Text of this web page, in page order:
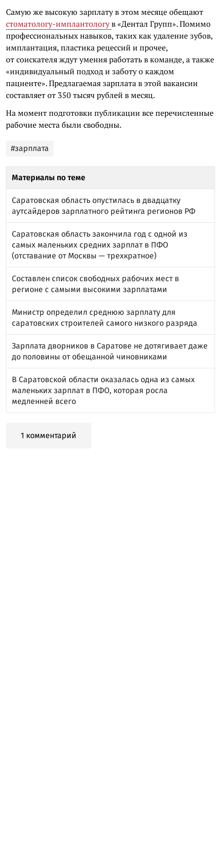
Самую же высокую зарплату в этом месяце обещают
стоматологу-имплантологув «Дентал Групп». Помимо
профессиональных навыков, таких как удаление зубов,
имплантация, пластика рецессий и прочее,
от соискателя ждут умения работать в команде, а также
«индивидуальный подход и заботу о каждом
пациенте». Предлагаемая зарплата в этой вакансии
составляет от 350 тысяч рублей в месяц.
На момент подготовки публикации все перечисленные
рабочие места были свободны.
#зарплата
Материалы по теме
Саратовская область опустилась в двадцатку
аутсайдеров зарплатного рейтинга регионов РФ
Саратовская область закончила год с одной из
самых маленьких средних зарплат в ПФО
(отставание от Москвы — трехкратное)
Составлен список свободных рабочих мест в
регионе с самыми высокими зарплатами
Министр определил среднюю зарплату для
саратовских строителей самого низкого разряда
Зарплата дворников в Саратове не дотягивает даже
до половины от обещанной чиновниками
В Саратовской области оказалась одна из самых
маленьких зарплат в ПФО, которая росла
медленней всего
1 комментарий